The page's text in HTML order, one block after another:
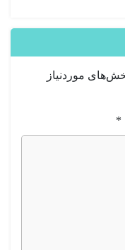
موردنیاز
*